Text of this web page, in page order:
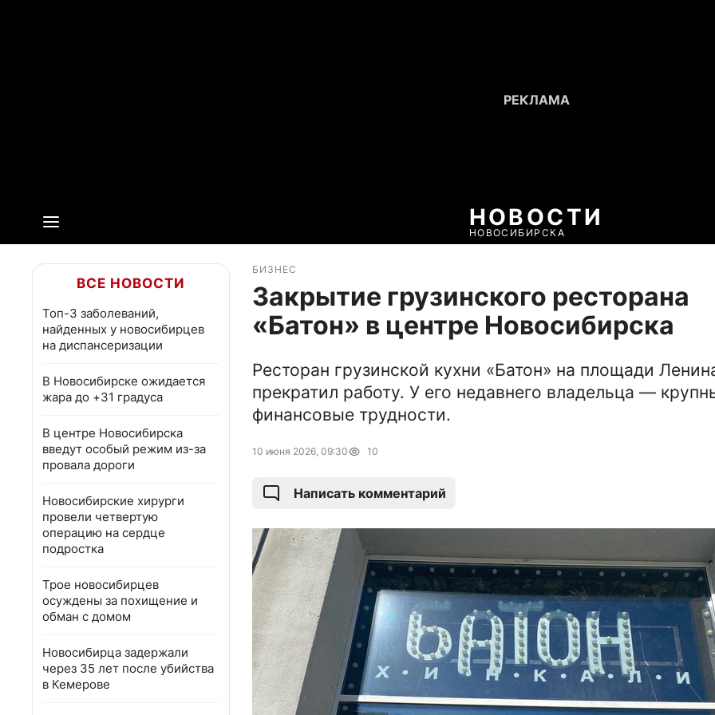
НОВОСТИ
НОВОСИБИРСКА
ВСЕ НОВОСТИ
Топ-3 заболеваний,
найденных у новосибирцев
на диспансеризации
В Новосибирске ожидается
жара до +31 градуса
В центре Новосибирска
введут особый режим из-за
провала дороги
Новосибирские хирурги
провели четвертую
операцию на сердце
подростка
Трое новосибирцев
осуждены за похищение и
обман с домом
Новосибирца задержали
через 35 лет после убийства
в Кемерове
БИЗНЕС
Закрытие грузинского ресторана
«Батон» в центре Новосибирска
Ресторан грузинской кухни «Батон» на площади
прекратил работу. У его недавнего владельца —
финансовые трудности.
10 июня 2026, 09:30 10
Написать комментарий